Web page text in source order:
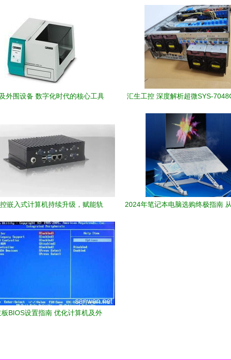
外围设备 数字化时代的核心工具
汇生工控 深度解析超微SYS-
选购指南
嵌入式计算机持续升级，赋能轨
2024年笔记本电脑选购终极指南
板BIOS设置指南 优化计算机及外